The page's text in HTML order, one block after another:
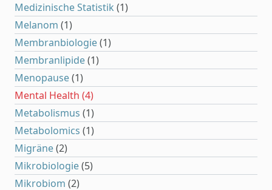
Medizinische Statistik (1)
Melanom (1)
Membranbiologie(1)
Membranlipide(1)
Menopause(1)
Mental Health (4)
Metabolismus (1)
Metabolomics (1)
Migräne(2)
Mikrobiologie(5)
Mikrobiom (2)